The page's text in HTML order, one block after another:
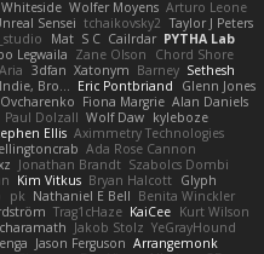
Wolfer Moyens Arturo Leone
Sensei tchaikovsky2 Taylor J Peters
Mat S C Cailrdar PYTHA Lab
Legwaila Zane Olson
Chord Shore
Aria 3dfan Xatonym Barney Sethesh
Bro... Eric Pontbriand
Glenn Jones
Fiona Margrie Alan Daniels
Paul Dolzall Wolf Daw kyleboze
Ellis Aximmetry Technologies
Ada Rose Cannon
Jonathan Brandt Szabolcs Dombi
Kim Vitkus Bryan Halcott Glyph
pk Nathaniel E Bell Benita Winckler
Trag1cHaze KaiCee Kurt Wilson
charamath Jakob Stolz YeGrayHound
Jason Ferguson Arrangemonk